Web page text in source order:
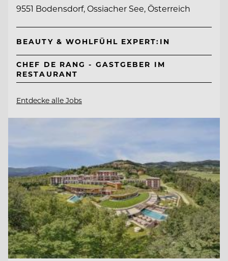
9551 Bodensdorf, Ossiacher See, Österreich
BEAUTY & WOHLFÜHL EXPERT:IN
CHEF DE RANG - GASTGEBER IM
RESTAURANT
Entdecke alle Jobs